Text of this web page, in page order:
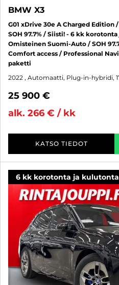
BMW X3
G01 xDrive 30e A Charged
SOH 97.7% / Siisti! - 6 kk
Omisteinen Suomi-Auto / SOH
Comfort access / Professional
paketti
2022 , Automaatti, Plug-in-hybridi,
25 900 €
alk. 266 € / kk
KATSO TIEDOT
6 kk korotonta ja kulutonta